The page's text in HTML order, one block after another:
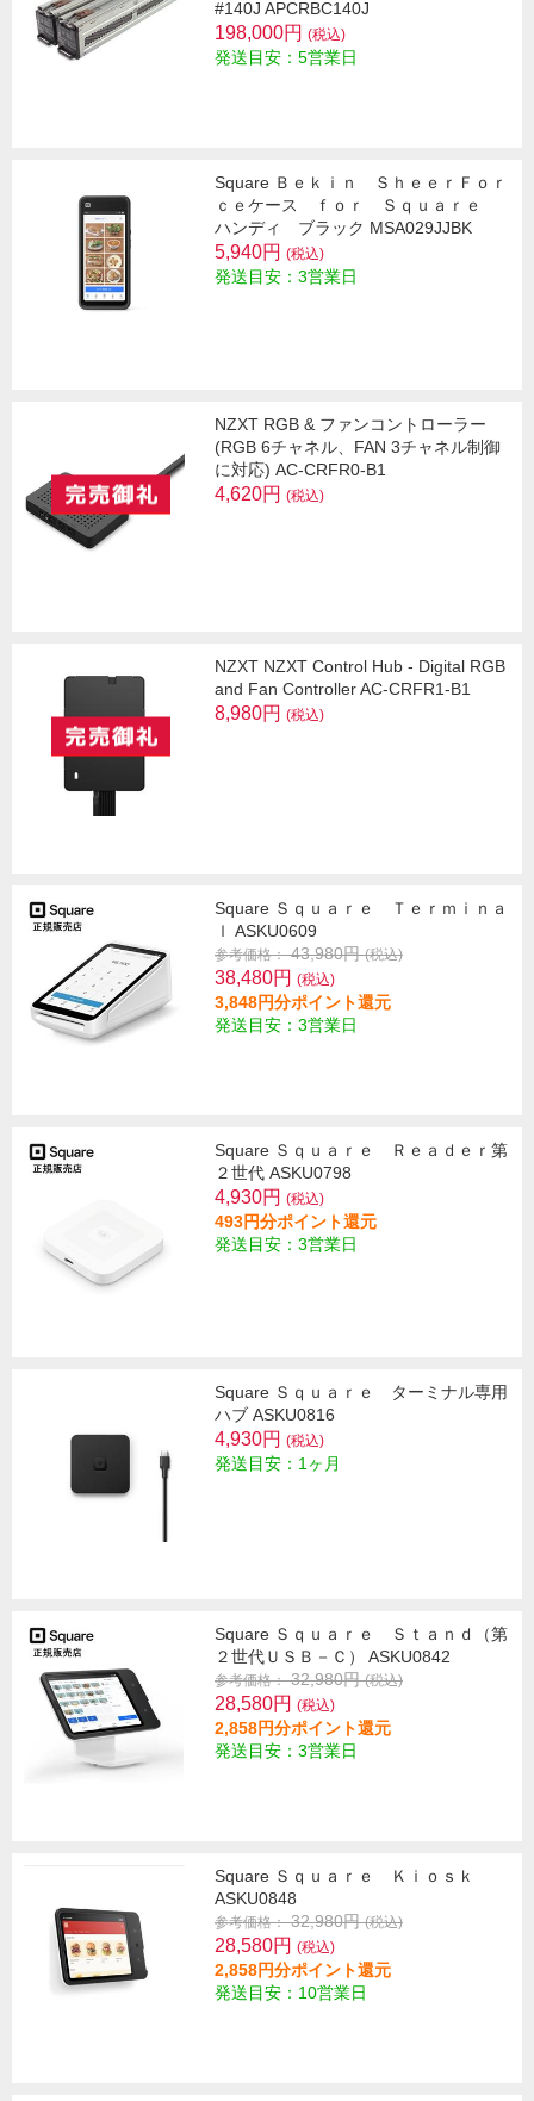
#140J APCRBC140J
198,000円 (税込)
発送目安：5営業日
Square Ｂｅｋｉｎ ＳｈｅｅｒＦｏｒ
ｃｅケース ｆｏｒ Ｓｑｕａｒｅ
ハンディ ブラック MSA029JJBK
5,940円 (税込)
発送目安：3営業日
NZXT RGB & ファンコントローラー
(RGB 6チャネル、FAN 3チャネル制御
に対応) AC-CRFR0-B1
4,620円 (税込)
NZXT NZXT Control Hub - Digital RGB
and Fan Controller AC-CRFR1-B1
8,980円 (税込)
Square Ｓｑｕａｒｅ Ｔｅｒｍｉｎａ
ｌ ASKU0609
参考価格： 43,980円(税込)
38,480円 (税込)
3,848円分ポイント還元
発送目安：3営業日
Square Ｓｑｕａｒｅ Ｒｅａｄｅｒ第
２世代 ASKU0798
4,930円 (税込)
493円分ポイント還元
発送目安：3営業日
Square Ｓｑｕａｒｅ ターミナル専用
ハブ ASKU0816
4,930円 (税込)
発送目安：1ヶ月
Square Ｓｑｕａｒｅ Ｓｔａｎｄ（第
２世代ＵＳＢ－Ｃ） ASKU0842
参考価格： 32,980円(税込)
28,580円 (税込)
2,858円分ポイント還元
発送目安：3営業日
Square Ｓｑｕａｒｅ Ｋｉｏｓｋ
ASKU0848
参考価格： 32,980円(税込)
28,580円 (税込)
2,858円分ポイント還元
発送目安：10営業日